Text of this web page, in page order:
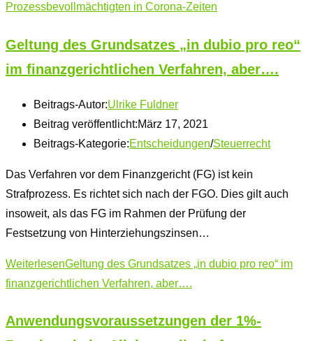
Prozessbevollmächtigten in Corona-Zeiten
Geltung des Grundsatzes „in dubio pro reo“
im finanzgerichtlichen Verfahren, aber….
Beitrags-Autor:Ulrike Fuldner
Beitrag veröffentlicht:März 17, 2021
Beitrags-Kategorie:Entscheidungen/Steuerrecht
Das Verfahren vor dem Finanzgericht (FG) ist kein
Strafprozess. Es richtet sich nach der FGO. Dies gilt auch
insoweit, als das FG im Rahmen der Prüfung der
Festsetzung von Hinterziehungszinsen…
WeiterlesenGeltung des Grundsatzes „in dubio pro reo“ im
finanzgerichtlichen Verfahren, aber….
Anwendungsvoraussetzungen der 1%-